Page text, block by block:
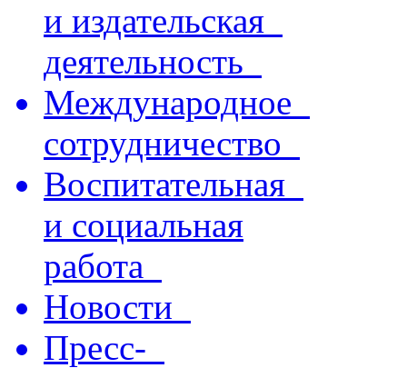
и издательская
деятельность
Международное
сотрудничество
Воспитательная
и социальная
работа
Новости
Пресс-